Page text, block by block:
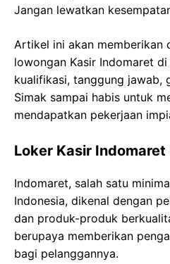
Jangan lewatkan
Artikel ini akan memberikan
lowongan Kasir Indomaret
kualifikasi, tanggung jawab,
Simak sampai habis untuk
mendapatkan pekerjaan
Loker Kasir
Indomaret, salah satu
Indonesia, dikenal dengan
dan produk-produk
berupaya memberikan
bagi pelanggannya.